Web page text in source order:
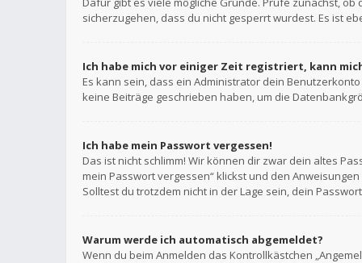
sicherzugehen, dass du nicht gesperrt wurdest. Es ist
Ich habe mich vor einiger Zeit registriert, kann
Es kann sein, dass ein Administrator dein
keine Beiträge geschrieben haben, um die
Ich habe mein Passwort vergessen!
Das ist nicht schlimm! Wir können dir zwar dein altes
mein Passwort vergessen“ klickst und den
Solltest du trotzdem nicht in der Lage sein, dein
Warum werde ich automatisch abgemeldet?
Wenn du beim Anmelden das Kontrollkästchen